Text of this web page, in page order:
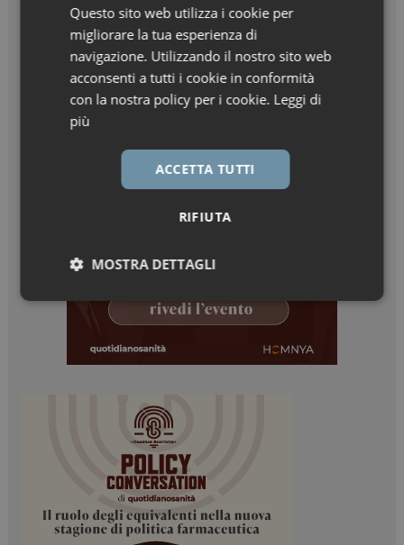
Questo sito web utilizza i cookie per
migliorare la tua esperienza di
navigazione. Utilizzando il nostro sito web
acconsenti a tutti i cookie in conformità
con la nostra policy per i cookie. Leggi di
più
ACCETTA TUTTI
RIFIUTA
MOSTRA DETTAGLI
Necessari Marketing
Necessari
I cookie necessari contribuiscono a rendere fruibile il
sito web abilitandone funzionalità di base quali la
navigazione sulle pagine e l'accesso alle aree
protette del sito. Il sito web non è in grado di
funzionare correttamente senza questi cookie.